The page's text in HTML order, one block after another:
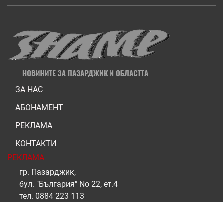
ЗА НАС
АБОНАМЕНТ
РЕКЛАМА
КОНТАКТИ
РЕКЛАМА
гр. Пазарджик,
бул. "България" No 22, ет.4
тел. 0884 223 113